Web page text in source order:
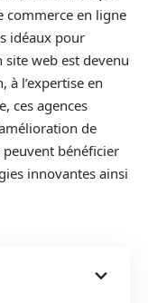
commerce en ligne
idéaux pour
web est devenu
à l’expertise en
ces agences
de
peuvent bénéficier
innovantes ainsi